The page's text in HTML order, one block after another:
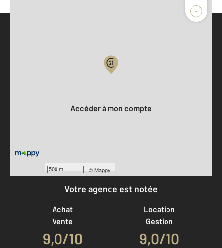
-
500 m ©Mappy
Accéder à mon compte
Votre agence est notée
Achat
Vente
9,0/10
Location
Gestion
9,0/10